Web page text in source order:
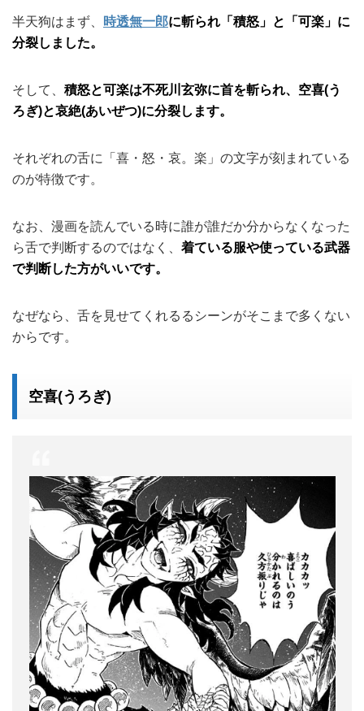
半天狗はまず、 時透無一郎に斬られ「積怒」と「可楽」に
分裂しました。
そして、 積怒と可楽は不死川玄弥に首を斬られ、空喜(う
ろぎ)と哀絶(あいぜつ)に分裂します。
それぞれの舌に「喜・怒・哀。楽」の文字が刻まれている
のが特徴です。
なお、漫画を読んでいる時に誰が誰だか分からなくなった
ら舌で判断するのではなく、 着ている服や使っている武器
で判断した方がいいです。
なぜなら、舌を見せてくれるるシーンがそこまで多くない
からです。
空喜(うろぎ)